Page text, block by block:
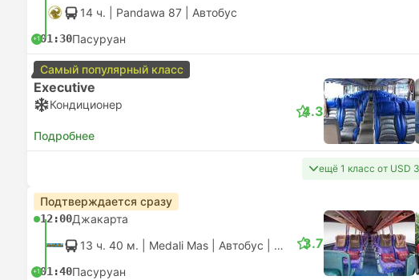
14 ч. | Pandawa 87 Автобус
+101:30Пасуруан
Самый популярный класс
Executive
Кондиционер
Подробнее
4.3
ещё 1 класс от USD
Подтверждается сразу
12:00Джакарта
13 ч. 40 м. | Medali Mas Автобус VIP
+101:40Пасуруан
3.7